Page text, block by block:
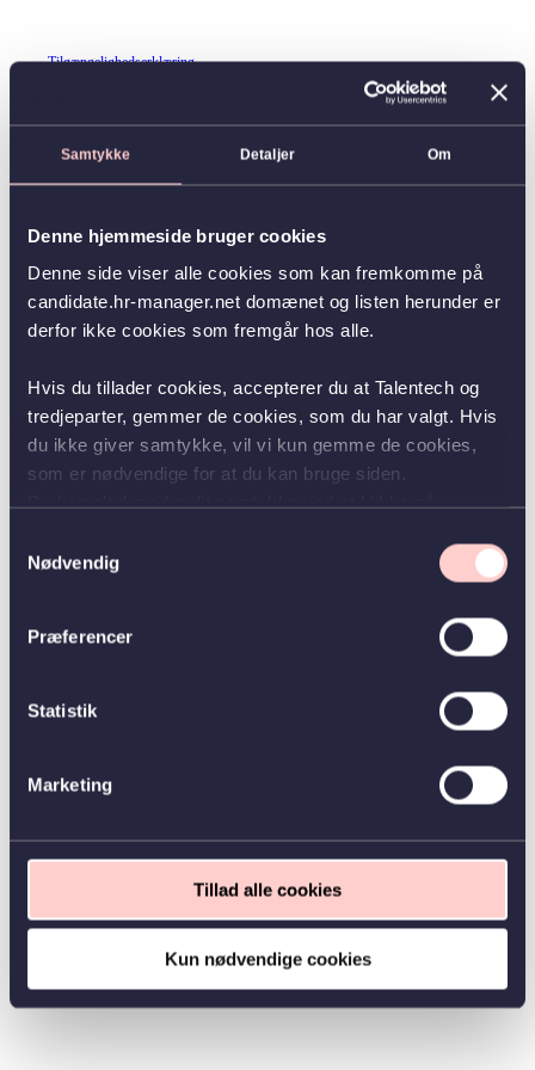
Samtykke Detaljer Om
Denne hjemmeside bruger cookies
Denne side viser alle cookies som kan fremkomme på
candidate.hr-manager.net domænet og listen herunder er
derfor ikke cookies som fremgår hos alle.
Hvis du tillader cookies, accepterer du at Talentech og
tredjeparter, gemmer de cookies, som du har valgt. Hvis
du ikke giver samtykke, vil vi kun gemme de cookies,
som er nødvendige for at du kan bruge siden.
Nødvendig
Præferencer
Statistik
Marketing
Tillad alle cookies
Kun nødvendige cookies
Tilgængelighedserklæring